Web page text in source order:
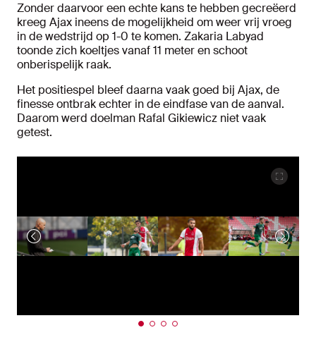
Zonder daarvoor een echte kans te hebben gecreëerd
kreeg Ajax ineens de mogelijkheid om weer vrij vroeg
in de wedstrijd op 1-0 te komen. Zakaria Labyad
toonde zich koeltjes vanaf 11 meter en schoot
onberispelijk raak.
Het positiespel bleef daarna vaak goed bij Ajax, de
finesse ontbrak echter in de eindfase van de aanval.
Daarom werd doelman Rafal Gikiewicz niet vaak
getest.